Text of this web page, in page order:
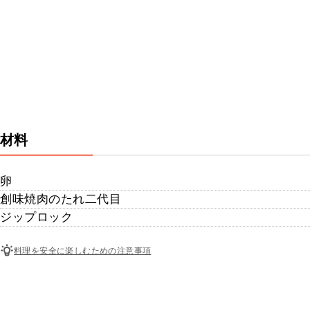
材料
卵
創味焼肉のたれ二代目
ジップロック
料理を安全に楽しむための注意事項